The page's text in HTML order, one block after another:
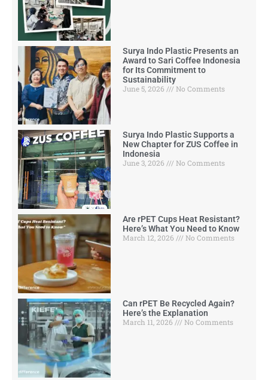
Surya Indo Plastic Presents an
Award to Sari Coffee Indonesia
for Its Commitment to
Sustainability
June 5, 2026
No Comments
Surya Indo Plastic Supports a
New Chapter for ZUS Coffee in
Indonesia
June 3, 2026
No Comments
Are rPET Cups Heat Resistant?
Here’s What You Need to Know
March 12, 2026
No Comments
Can rPET Be Recycled Again?
Here’s the Explanation
March 11, 2026
No Comments